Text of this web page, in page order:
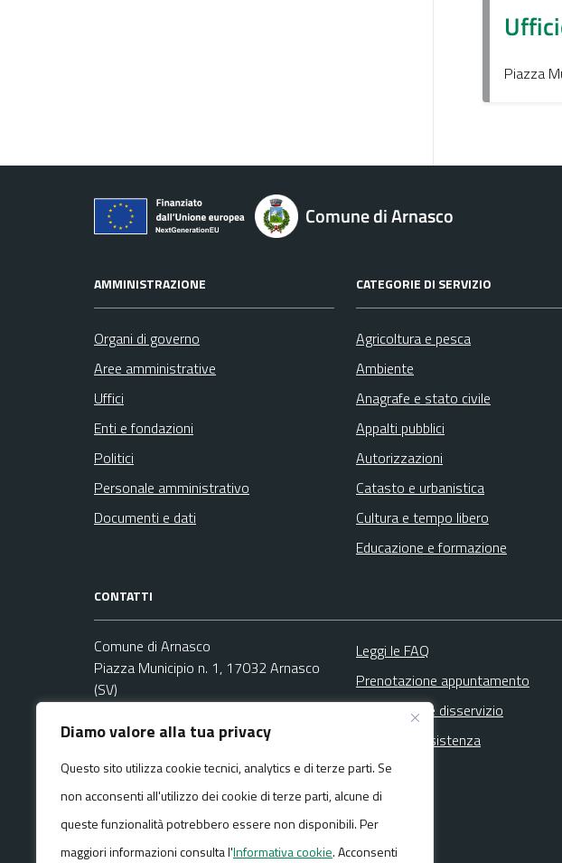
Diamo valore alla tua privacy
Questo sito utilizza cookie tecnici, analytics e di terze parti. Se
non acconsenti all'utilizzo dei cookie di terze parti, alcune di
queste funzionalità potrebbero essere non disponibili. Per
maggiori informazioni consulta l'Informativa cookie. Acconsenti
Piazza
Comune di Arnasco
AMMINISTRAZIONE
Organi di governo
Aree amministrative
Uffici
Enti e fondazioni
Politici
Personale amministrativo
Documenti e dati
CATEGORIE DI SERVIZIO
Agricoltura e pesca
Ambiente
Anagrafe e stato civile
Appalti pubblici
Autorizzazioni
Catasto e urbanistica
Cultura e tempo libero
Educazione e formazione
CONTATTI
Comune di Arnasco
Piazza Municipio n. 1, 17032 Arnasco
(SV)
Email:info@comunearnasco.it
PEC:comunearnasco@pec.it
Centralino unico: +39 0182 761020
Leggi le FAQ
Prenotazione appuntamento
Segnalazione disservizio
Richiesta assistenza